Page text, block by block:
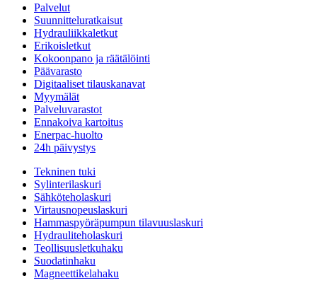
Palvelut
Suunnitteluratkaisut
Hydrauliikkaletkut
Erikoisletkut
Kokoonpano ja räätälöinti
Päävarasto
Digitaaliset tilauskanavat
Myymälät
Palveluvarastot
Ennakoiva kartoitus
Enerpac-huolto
24h päivystys
Tekninen tuki
Sylinterilaskuri
Sähköteholaskuri
Virtausnopeuslaskuri
Hammaspyöräpumpun tilavuuslaskuri
Hydrauliteholaskuri
Teollisuusletkuhaku
Suodatinhaku
Magneettikelahaku